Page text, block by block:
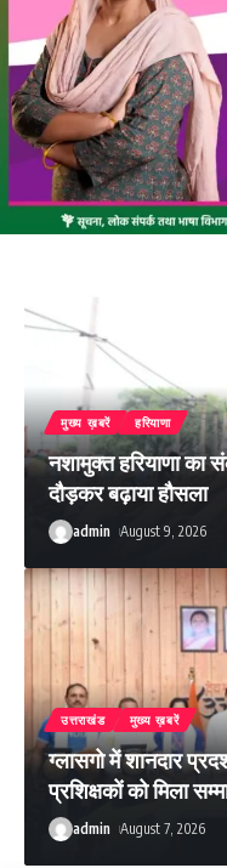
मुख्य ख़बरें हरियाणा
नशामुक्त हरियाणा
दौड़कर बढ़ाया हौसला
admin August 9, 2026
उत्तराखंड मुख्य ख़बरें
ग्लासगो में शानदार
प्रशिक्षकों को मिला
admin August 7, 2026